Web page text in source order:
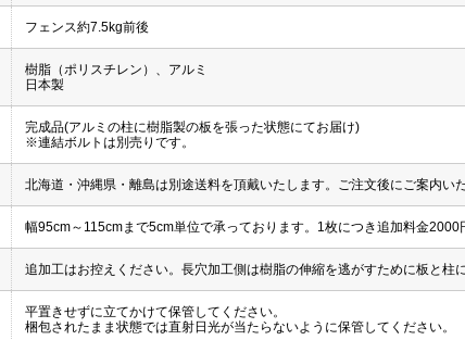
フェンス約7.5kg前後
樹脂（ポリスチレン）、アルミ
日本製
完成品(アルミの柱に樹脂製の板を張った状態にてお届け)
※連結ボルトは別売りです。
北海道・沖縄県・離島は別途送料を頂戴いたします。ご注文後にご案内い
幅95cm～115cmまで5cm単位で承っております。1枚につき追加料金2000
追加工はお控えください。長穴加工側は樹脂の伸縮を逃がすために板と柱
平置きせずに立てかけて保管してください。
梱包されたまま状態では直射日光が当たらないように保管してください。